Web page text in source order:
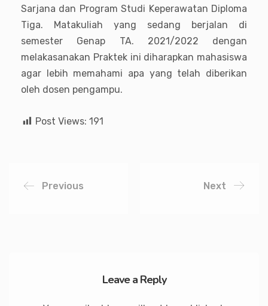
Sarjana dan Program Studi Keperawatan Diploma
Tiga. Matakuliah yang sedang berjalan di
semester Genap TA. 2021/2022 dengan
melakasanakan Praktek ini diharapkan mahasiswa
agar lebih memahami apa yang telah diberikan
oleh dosen pengampu.
Post Views: 191
Previous Next
Leave a Reply